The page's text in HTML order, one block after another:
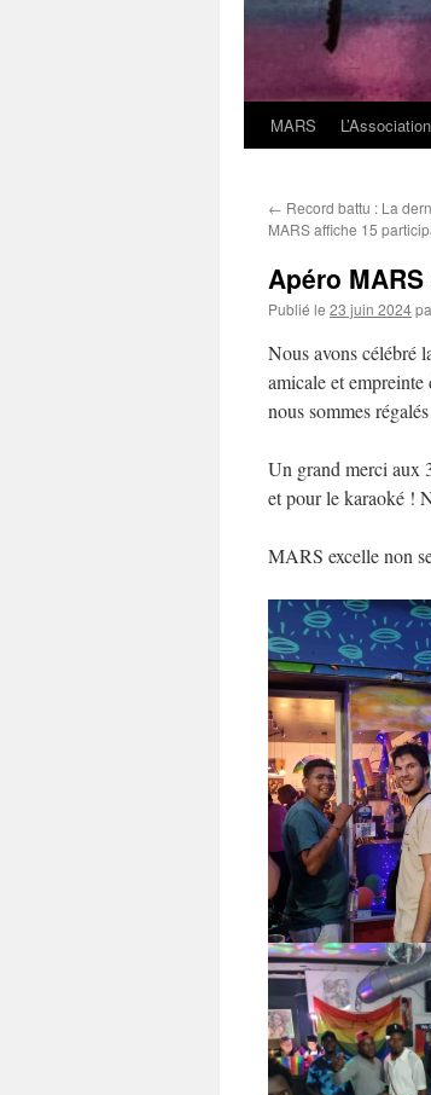
MARS L’Association
← Record battu : La
MARS affiche 15
Apéro
Publié le 23 juin 2024
Nous avons célébré
amicale et
nous sommes
Un grand merci aux
et pour le karaoké !
MARS excelle non